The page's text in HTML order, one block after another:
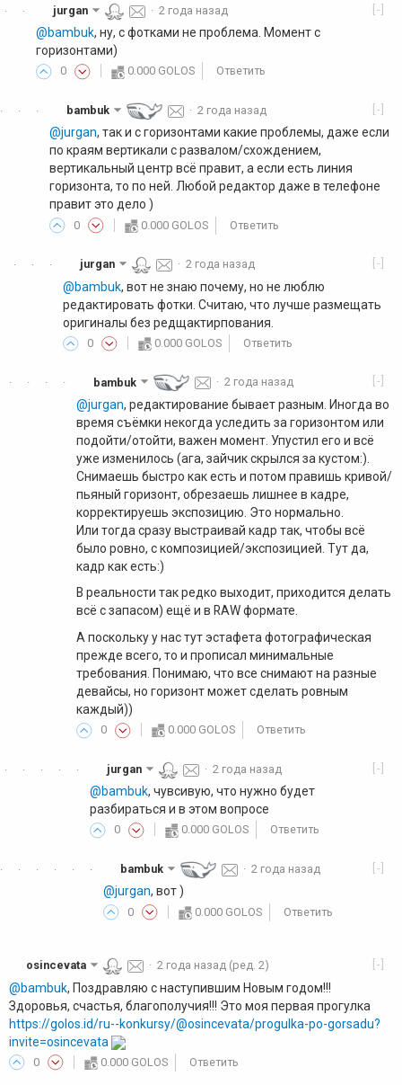
·
· [-]
jurgan ·2 года назад
@bambuk, ну, с фотками не проблема. Момент с
горизонтами)
0 0.000 GOLOS Ответить
·
·
· [-]
bambuk · 2 года назад
@jurgan, так и с горизонтами какие проблемы, даже если
по краям вертикали с развалом/схождением,
вертикальный центр всё правит, а если есть линия
горизонта, то по ней. Любой редактор даже в телефоне
правит это дело )
0 0.000 GOLOS Ответить
·
·
· [-]
jurgan ·2 года назад
@bambuk, вот не знаю почему, но не люблю
редактировать фотки. Считаю, что лучше размещать
оригиналы без редщактирпования.
0 0.000 GOLOS Ответить
·
·
·
· [-]
bambuk · 2 года назад
@jurgan, редактирование бывает разным. Иногда во
время съёмки некогда уследить за горизонтом или
подойти/отойти, важен момент. Упустил его и всё
уже изменилось (ага, зайчик скрылся за кустом:).
Снимаешь быстро как есть и потом правишь кривой/
пьяный горизонт, обрезаешь лишнее в кадре,
корректируешь экспозицию. Это нормально.
Или тогда сразу выстраивай кадр так, чтобы всё
было ровно, с композицией/экспозицией. Тут да,
кадр как есть:)
В реальности так редко выходит, приходится делать
всё с запасом) ещё и в RAW формате.
А поскольку у нас тут эстафета фотографическая
прежде всего, то и прописал минимальные
требования. Понимаю, что все снимают на разные
девайсы, но горизонт может сделать ровным
каждый))
0 0.000 GOLOS Ответить
·
·
·
·
· [-]
jurgan ·2 года назад
@bambuk, чувсивую, что нужно будет
разбираться и в этом вопросе
0 0.000 GOLOS Ответить
·
·
·
·
·
· · [-]
bambuk · 2 года назад
@jurgan, вот )
0 0.000 GOLOS Ответить
[-]
osincevata ·2 года назад (ред. 2)
@bambuk, Поздравляю с наступившим Новым годом!!!
Здоровья, счастья, благополучия!!! Это моя первая прогулка
https://golos.id/ru--konkursy/@osincevata/progulka-po-gorsadu?
invite=osincevata
0 0.000 GOLOS Ответить